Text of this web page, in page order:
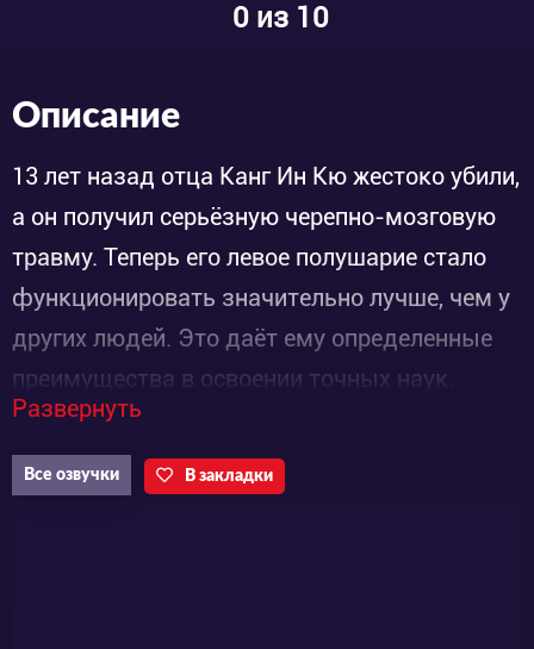
0из 10
Описание
13 лет назад отца Канг Ин Кю жестоко убили,
а он получил серьёзную черепно-мозговую
травму. Теперь его левое полушарие стало
функционировать значительно лучше, чем у
других людей. Это даёт ему определенные
преимущества в освоении точных наук.
Окончив школу, парень без труда поступает в
медицинский вуз. Но выбор продиктован не
желанием спасать чужие жизни, а
Развернуть
Все озвучки В закладки